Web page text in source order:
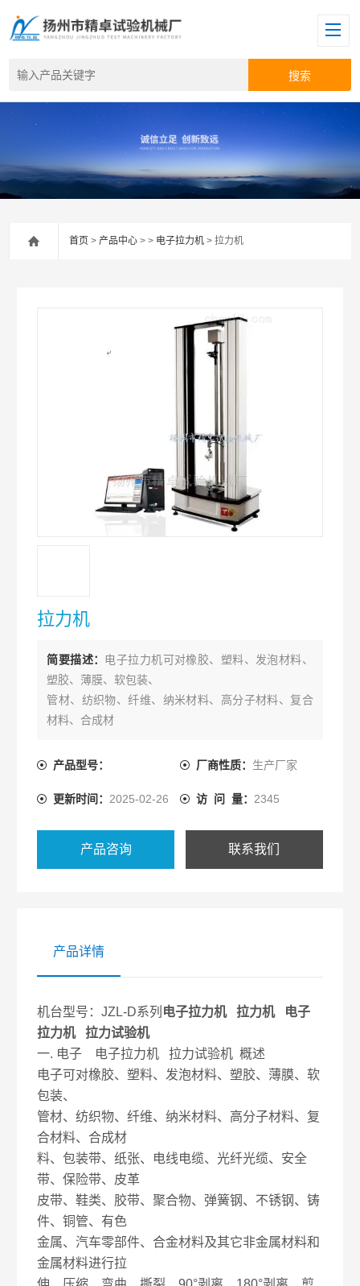
首页 >产品中心 > > 电子拉力机 > 拉力机
拉力机
简要描述： 电子拉力机可对橡胶、塑料、发泡材料、
塑胶、薄膜、软包装、
管材、纺织物、纤维、纳米材料、高分子材料、复合
材料、合成材
保险带、皮革
件、铜管、有色
属材料进行拉
产品型号： 厂商性质： 生产厂家
更新时间： 2025-02-26 访 问 量： 2345
产品咨询 联系我们
产品详情
机台型号：JZL-D系列 电子拉力机 拉力机 电子
拉力机 拉力试验机
一. 电子 电子拉力机 拉力试验机 概述
电子可对橡胶、塑料、发泡材料、塑胶、薄膜、软
包装、
管材、纺织物、纤维、纳米材料、高分子材料、复
合材料、合成材
料、包装带、纸张、电线电缆、光纤光缆、安全
带、保险带、皮革
皮带、鞋类、胶带、聚合物、弹簧钢、不锈钢、铸
件、铜管、有色
金属、汽车零部件、合金材料及其它非金属材料和
金属材料进行拉